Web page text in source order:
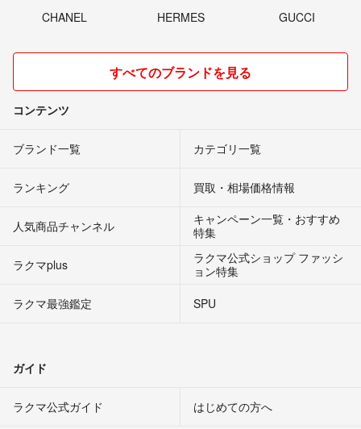
CHANEL HERMES GUCCI
すべてのブランドを見る
コンテンツ
ブランド一覧 カテゴリ一覧
ランキング 買取・相場価格情報
人気商品チャンネル
キャンペーン一覧・おすすめ
特集
ラクマplus
ラクマ公式ショップ ファッシ
ョン特集
ラクマ最強鑑定
SPU
ガイド
ラクマ公式ガイド はじめての方へ